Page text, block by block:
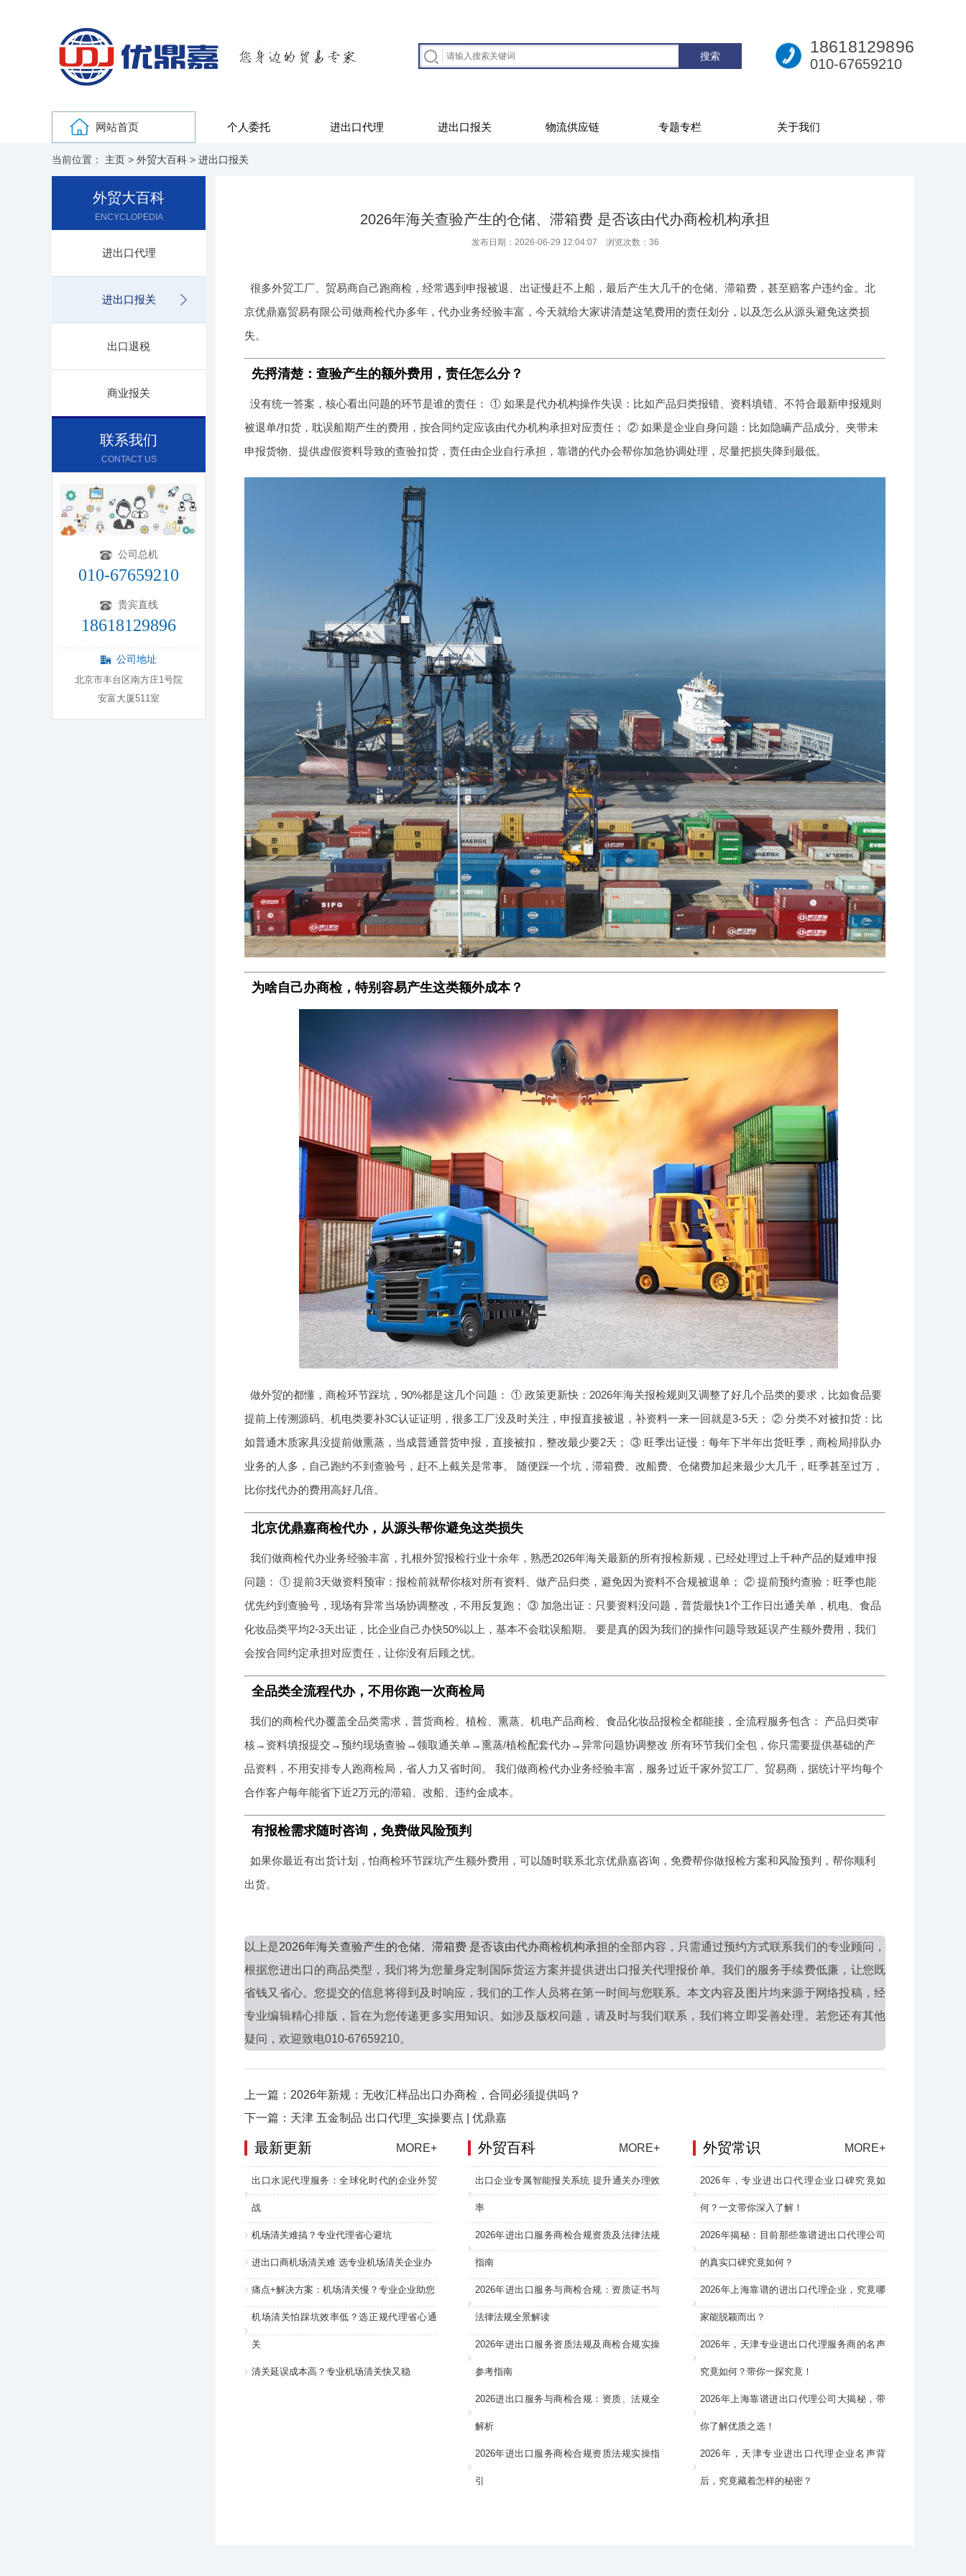
18618129896
010-67659210
网站首页 个人委托 进出口代理 进出口报关 物流供应链 专题专栏 关于我们
当前位置： 主页 > 外贸大百科 > 进出口报关
外贸大百科
ENCYCLOPEDIA
进出口代理
进出口报关
出口退税
商业报关
联系我们
CONTACT US
公司总机
010-67659210
贵宾直线
18618129896
公司地址
北京市丰台区南方庄1号院
安富大厦511室
2026年海关查验产生的仓储、滞箱费 是否该由代办商检机构承担
发布日期：2026-06-29 12:04:07 浏览次数： 36
很多外贸工厂、贸易商自己跑商检，经常遇到申报被退、出证慢赶不上船，最后产生大几千的仓储、滞箱费，甚至赔客户违约金。北
京优鼎嘉贸易有限公司做商检代办多年，代办业务经验丰富，今天就给大家讲清楚这笔费用的责任划分，以及怎么从源头避免这类损
失。
先捋清楚：查验产生的额外费用，责任怎么分？
没有统一答案，核心看出问题的环节是谁的责任： ① 如果是代办机构操作失误：比如产品归类报错、资料填错、不符合最新申报规则
被退单/扣货，耽误船期产生的费用，按合同约定应该由代办机构承担对应责任； ② 如果是企业自身问题：比如隐瞒产品成分、夹带未
申报货物、提供虚假资料导致的查验扣货，责任由企业自行承担，靠谱的代办会帮你加急协调处理，尽量把损失降到最低。
为啥自己办商检，特别容易产生这类额外成本？
做外贸的都懂，商检环节踩坑，90%都是这几个问题： ① 政策更新快：2026年海关报检规则又调整了好几个品类的要求，比如食品要
提前上传溯源码、机电类要补3C认证证明，很多工厂没及时关注，申报直接被退，补资料一来一回就是3-5天； ② 分类不对被扣货：比
如普通木质家具没提前做熏蒸，当成普通普货申报，直接被扣，整改最少要2天； ③ 旺季出证慢：每年下半年出货旺季，商检局排队办
业务的人多，自己跑约不到查验号，赶不上截关是常事。 随便踩一个坑，滞箱费、改船费、仓储费加起来最少大几千，旺季甚至过万，
比你找代办的费用高好几倍。
北京优鼎嘉商检代办，从源头帮你避免这类损失
我们做商检代办业务经验丰富，扎根外贸报检行业十余年，熟悉2026年海关最新的所有报检新规，已经处理过上千种产品的疑难申报
问题： ① 提前3天做资料预审：报检前就帮你核对所有资料、做产品归类，避免因为资料不合规被退单； ② 提前预约查验：旺季也能
优先约到查验号，现场有异常当场协调整改，不用反复跑； ③ 加急出证：只要资料没问题，普货最快1个工作日出通关单，机电、食品
化妆品类平均2-3天出证，比企业自己办快50%以上，基本不会耽误船期。 要是真的因为我们的操作问题导致延误产生额外费用，我们
会按合同约定承担对应责任，让你没有后顾之忧。
全品类全流程代办，不用你跑一次商检局
我们的商检代办覆盖全品类需求，普货商检、植检、熏蒸、机电产品商检、食品化妆品报检全都能接，全流程服务包含： 产品归类审
核→资料填报提交→预约现场查验→领取通关单→熏蒸/植检配套代办→异常问题协调整改 所有环节我们全包，你只需要提供基础的产
品资料，不用安排专人跑商检局，省人力又省时间。 我们做商检代办业务经验丰富，服务过近千家外贸工厂、贸易商，据统计平均每个
合作客户每年能省下近2万元的滞箱、改船、违约金成本。
有报检需求随时咨询，免费做风险预判
如果你最近有出货计划，怕商检环节踩坑产生额外费用，可以随时联系北京优鼎嘉咨询，免费帮你做报检方案和风险预判，帮你顺利
出货。
以上是2026年海关查验产生的仓储、滞箱费 是否该由代办商检机构承担的全部内容，只需通过预约方式联系我们的专业顾问，
根据您进出口的商品类型，我们将为您量身定制国际货运方案并提供进出口报关代理报价单。我们的服务手续费低廉，让您既
省钱又省心。您提交的信息将得到及时响应，我们的工作人员将在第一时间与您联系。本文内容及图片均来源于网络投稿，经
专业编辑精心排版，旨在为您传递更多实用知识。如涉及版权问题，请及时与我们联系，我们将立即妥善处理。若您还有其他
疑问，欢迎致电010-67659210。
上一篇：2026年新规：无收汇样品出口办商检，合同必须提供吗？
下一篇：天津 五金制品 出口代理_实操要点 | 优鼎嘉
最新更新 MORE+
出口水泥代理服务：全球化时代的企业外贸
战
机场清关难搞？专业代理省心避坑
进出口商机场清关难 选专业机场清关企业办
痛点+解决方案：机场清关慢？专业企业助您
机场清关怕踩坑效率低？选正规代理省心通
关
清关延误成本高？专业机场清关快又稳
外贸常识 MORE+
2026年，专业进出口代理企业口碑究竟如
何？一文带你深入了解！
2026年揭秘：目前那些靠谱进出口代理公司
的真实口碑究竟如何？
2026年上海靠谱的进出口代理企业，究竟哪
家能脱颖而出？
2026年，天津专业进出口代理服务商的名声
究竟如何？带你一探究竟！
2026年上海靠谱进出口代理公司大揭秘，带
你了解优质之选！
2026年，天津专业进出口代理企业名声背
后，究竟藏着怎样的秘密？
外贸百科 MORE+
出口企业专属智能报关系统 提升通关办理效
率
2026年进出口服务商检合规资质及法律法规
指南
2026年进出口服务与商检合规：资质证书与
法律法规全景解读
2026年进出口服务资质法规及商检合规实操
参考指南
2026进出口服务与商检合规：资质、法规全
解析
2026年进出口服务商检合规资质法规实操指
引